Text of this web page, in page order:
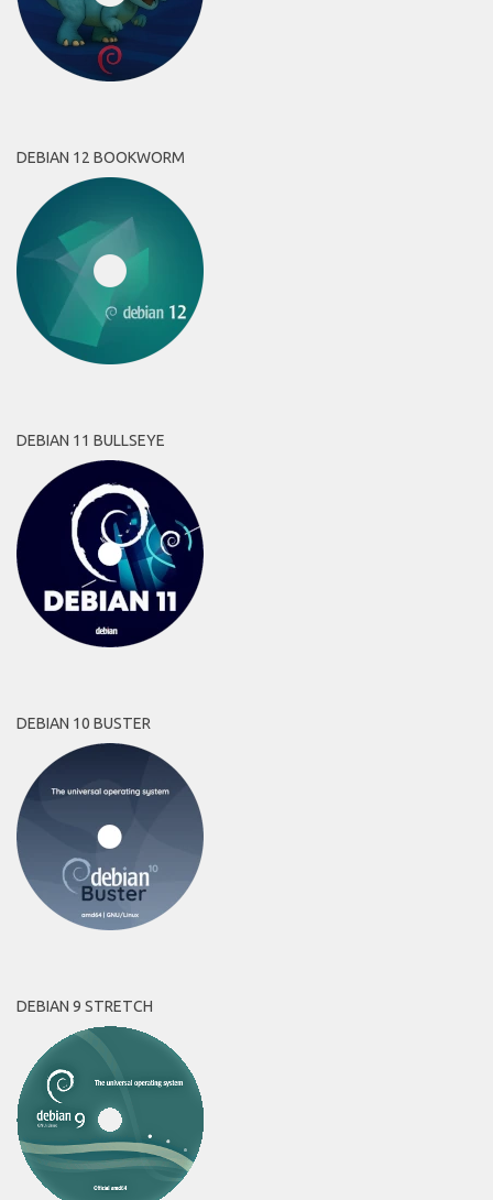
DEBIAN 12 BOOKWORM
DEBIAN 11 BULLSEYE
DEBIAN 10 BUSTER
DEBIAN 9 STRETCH